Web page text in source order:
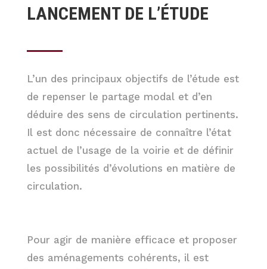
LANCEMENT DE L’ÉTUDE
L’un des principaux objectifs de l’étude est
de repenser le partage modal et d’en
déduire des sens de circulation pertinents.
Il est donc nécessaire de connaître l’état
actuel de l’usage de la voirie et de définir
les possibilités d’évolutions en matière de
circulation.
Pour agir de manière efficace et proposer
des aménagements cohérents, il est